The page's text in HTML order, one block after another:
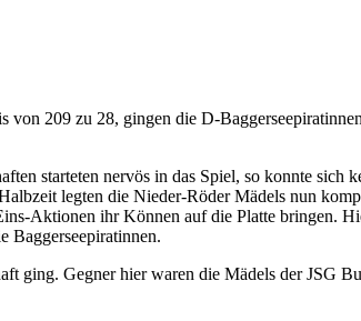
209 zu 28, gingen die D-
starteten nervös in das Spiel, so konnte sich
legten die Nieder-Röder Mädels nun
Aktionen ihr Können auf die Platte bringen.
Baggerseepiratinnen.
ging. Gegner hier waren die Mädels der JSG